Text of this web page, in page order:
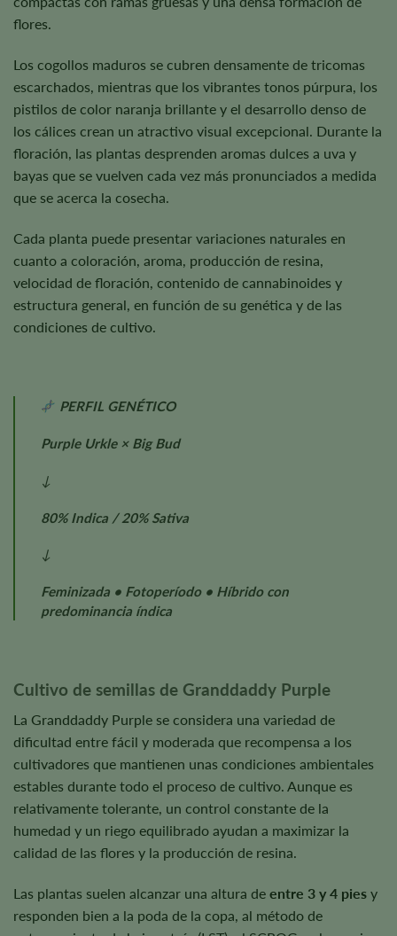
flores.
Los cogollos maduros se cubren densamente de tricomas
escarchados, mientras que los vibrantes tonos púrpura, los
pistilos de color naranja brillante y el desarrollo denso de
los cálices crean un atractivo visual excepcional. Durante la
floración, las plantas desprenden aromas dulces a uva y
bayas que se vuelven cada vez más pronunciados a medida
que se acerca la cosecha.
Cada planta puede presentar variaciones naturales en
cuanto a coloración, aroma, producción de resina,
velocidad de floración, contenido de cannabinoides y
estructura general, en función de su genética y de las
condiciones de cultivo.
PERFIL GENÉTICO
Purple Urkle × Big Bud
↓
80% Indica / 20% Sativa
↓
Feminizada • Fotoperíodo • Híbrido con
predominancia índica
Cultivo de semillas de Granddaddy Purple
La Granddaddy Purple se considera una variedad de
dificultad entre fácil y moderada que recompensa a los
cultivadores que mantienen unas condiciones ambientales
estables durante todo el proceso de cultivo. Aunque es
relativamente tolerante, un control constante de la
humedad y un riego equilibrado ayudan a maximizar la
calidad de las flores y la producción de resina.
Las plantas suelen alcanzar una altura de entre 3 y 4 pies y
responden bien a la poda de la copa, al método de